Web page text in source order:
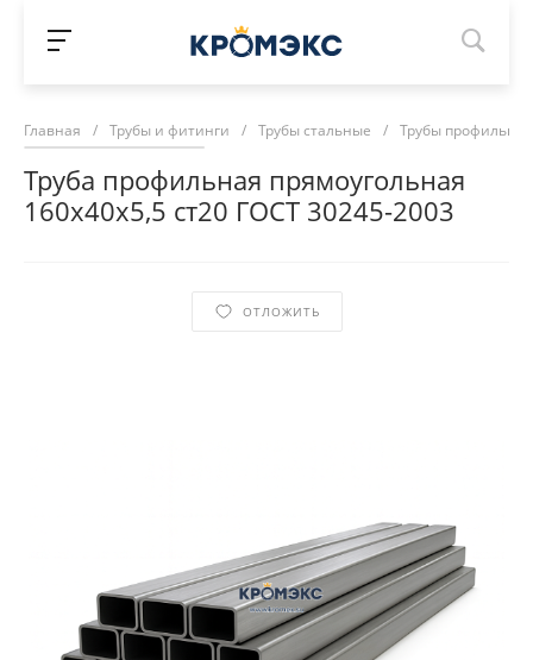
Главная / Трубы и фитинги / Трубы стальные / Трубы
Труба профильная прямоугольная
160х40х5,5 ст20 ГОСТ 30245-2003
ОТЛОЖИТЬ